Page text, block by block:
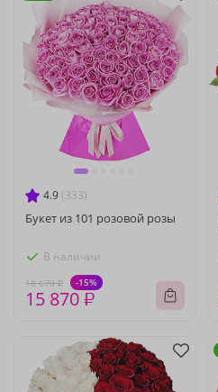
4.9 (333)
Букет из 101 розовой розы
В наличии
18 670 ₽ -15%
15 870 ₽